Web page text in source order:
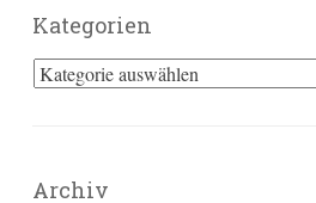
Kategorien
Kategorien
Archiv